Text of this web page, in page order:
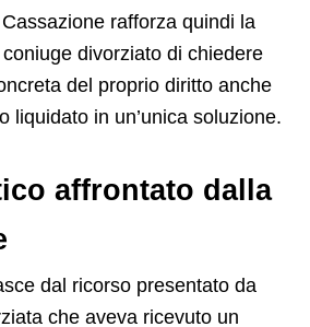
rafforza quindi la
coniuge divorziato di chiedere
del proprio diritto anche
liquidato in un’unica soluzione.
affrontato dalla
dal ricorso presentato da
che aveva ricevuto un